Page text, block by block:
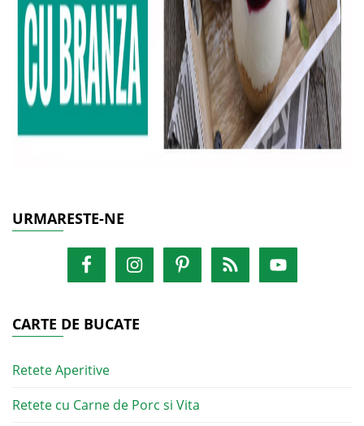
URMARESTE-NE
CARTE DE BUCATE
Retete Aperitive
Retete cu Carne de Porc si Vita